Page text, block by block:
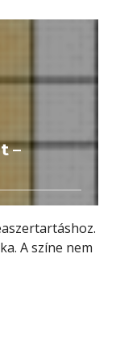
–
A színe nem